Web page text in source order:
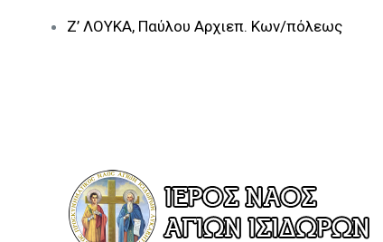
Ζ’ ΛΟΥΚΑ, Παύλου Αρχιεπ. Κων/πόλεως